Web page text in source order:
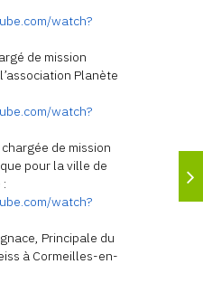
watch?
de mission
Planète
watch?
de mission
pour la ville de
watch?
Principale du
à Cormeilles-en-